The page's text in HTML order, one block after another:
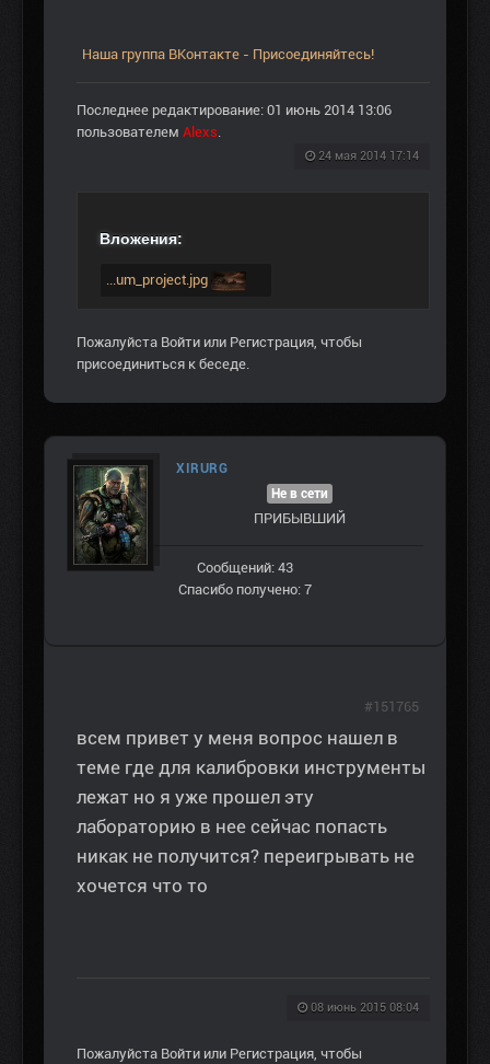
Наша группа ВКонтакте - Присоединяйтесь!
Последнее редактирование: 01 июнь 2014 13:06
пользователем Alexs.
24 мая 2014 17:14
Вложения:
...um_project.jpg
Пожалуйста Войти или Регистрация, чтобы
присоединиться к беседе.
XIRURG
Не в сети
ПРИБЫВШИЙ
Сообщений: 43
Спасибо получено: 7
всем привет у меня вопрос нашел в
теме где для калибровки инструменты
лежат но я уже прошел эту
лабораторию в нее сейчас попасть
никак не получится? переигрывать не
хочется что то
08 июнь 2015 08:04
#151765
Пожалуйста Войти или Регистрация, чтобы